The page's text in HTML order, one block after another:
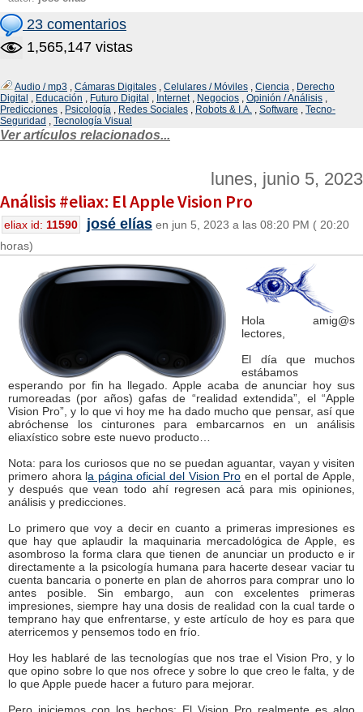
23 comentarios
1,565,147 vistas
Audio / mp3 , Cámaras Digitales , Celulares / Móviles , Ciencia , Derecho
Digital , Educación , Futuro Digital , Internet, Negocios , Opinión / Análisis ,
Predicciones , Psicología , Redes Sociales , Robots & I.A. , Software , Tecno-
Seguridad , Tecnología Visual
Ver artículos relacionados...
lunes, junio 5, 2023
Análisis #eliax: El Apple Vision Pro
eliax id: 11590 josé elías en jun 5, 2023 a las 08:20 PM ( 20:20
horas)
Hola amig@s
lectores,
El día que muchos
estábamos
esperando por fin ha llegado. Apple acaba de anunciar hoy sus
rumoreadas (por años) gafas de “realidad extendida”, el “Apple
Vision Pro”, y lo que vi hoy me ha dado mucho que pensar, así que
abróchense los cinturones para embarcarnos en un análisis
eliaxístico sobre este nuevo producto…
Nota: para los curiosos que no se puedan aguantar, vayan y visiten
primero ahora la página oficial del Vision Pro en el portal de Apple,
y después que vean todo ahí regresen acá para mis opiniones,
análisis y predicciones.
Lo primero que voy a decir en cuanto a primeras impresiones es
que hay que aplaudir la maquinaria mercadológica de Apple, es
asombroso la forma clara que tienen de anunciar un producto e ir
directamente a la psicología humana para hacerte desear vaciar tu
cuenta bancaria o ponerte en plan de ahorros para comprar uno lo
antes posible. Sin embargo, aun con excelentes primeras
impresiones, siempre hay una dosis de realidad con la cual tarde o
temprano hay que enfrentarse, y este artículo de hoy es para que
aterricemos y pensemos todo en frío.
Hoy les hablaré de las tecnologías que nos trae el Vision Pro, y lo
que opino sobre lo que nos ofrece y sobre lo que creo le falta, y de
lo que Apple puede hacer a futuro para mejorar.